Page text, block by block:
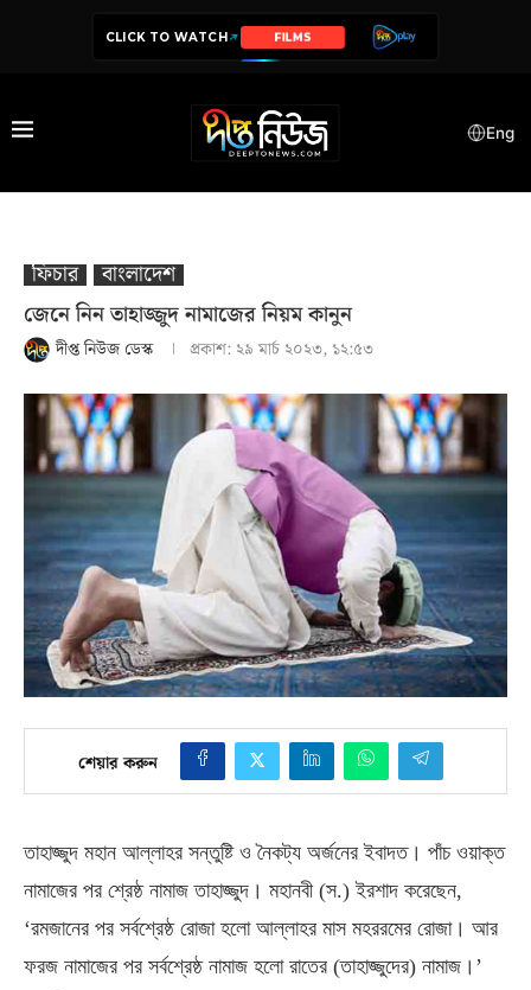
CLICK TO WATCH SERIES
Eng
ফিচার
বাংলাদেশ
জেনে নিন তাহাজ্জুদ নামাজের নিয়ম কানুন
দীপ্ত নিউজ ডেস্ক প্রকাশ: ২৯ মার্চ ২০২৩, ১২:৫৩
শেয়ার করুন
তাহাজ্জুদ মহান আল্লাহর সন্তুষ্টি ও নৈকট্য অর্জনের ইবাদত। পাঁচ ওয়াক্ত
নামাজের পর শ্রেষ্ঠ নামাজ তাহাজ্জুদ। মহানবী (স.) ইরশাদ করেছেন,
‘রমজানের পর সর্বশ্রেষ্ঠ রোজা হলো আল্লাহর মাস মহররমের রোজা। আর
ফরজ নামাজের পর সর্বশ্রেষ্ঠ নামাজ হলো রাতের (তাহাজ্জুদের) নামাজ।’